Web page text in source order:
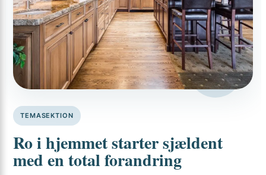
TEMASEKTION
Ro i hjemmet starter sjældent
med en total forandring